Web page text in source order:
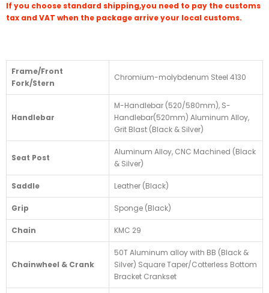
If you choose standard shipping,you need to pay the customs
tax and VAT when the package arrive your local customs.
Frame/Front
Fork/Stern
Chromium-molybdenum Steel 4130
Handlebar
M-Handlebar (520/580mm), S-
Handlebar(520mm) Aluminum Alloy,
Grit Blast (Black & Silver)
Seat Post
Aluminum Alloy, CNC Machined (Black
& Silver)
Saddle Leather (Black)
Grip Sponge (Black)
Chain KMC 29
Chainwheel & Crank
50T Aluminum alloy with BB (Black &
Silver) Square Taper/Cotterless Bottom
Bracket Crankset